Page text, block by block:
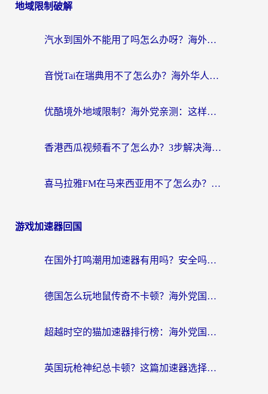
地域限制破解
汽水到国外不能用了吗怎么办呀？海外党追剧看片的救星在这里！
音悦Tai在瑞典用不了怎么办？海外华人追剧听歌的实用指南
优酷境外地域限制？海外党亲测：这样看国内剧再也不卡（附3个实用场景解决）
香港西瓜视频看不了怎么办？3步解决海外追剧难题，附靠谱加速器推荐
喜马拉雅FM在马来西亚用不了怎么办？海外华人亲测有效的回国加速指南
游戏加速器回国
在国外打鸣潮用加速器有用吗？安全吗？海外玩家国服游戏加速全指南
德国怎么玩地鼠传奇不卡顿？海外党国服游戏加速全攻略（含战双EVE实用指南）
超越时空的猫加速器排行榜：海外党国服游戏不卡顿的终极选择指南
英国玩枪神纪总卡顿？这篇加速器选择指南帮你告别延迟（附实测推荐）